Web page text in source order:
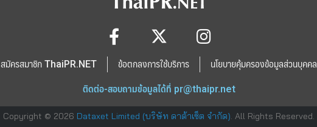
สมัครสมาชิก ThaiPR.NET ข้อตกลงการใช้บริการ นโยบายคุ้มครองข้อมูลส่วนบุคคล
ติดต่อ-สอบถามข้อมูลได้ที่ pr@thaipr.net
Copyright © 2026 Dataxet Limited (บริษัท ดาต้าเซ็ต จำกัด). All Rights Reserved.